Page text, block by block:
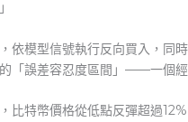
依模型信號執行反向買入，
「誤差容忍度區間」——一個
比特幣價格從低點反彈超過